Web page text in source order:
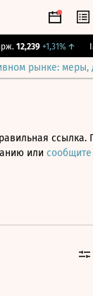
12,239 +1,31% ↑
рынке: меры,
ссылка.
или